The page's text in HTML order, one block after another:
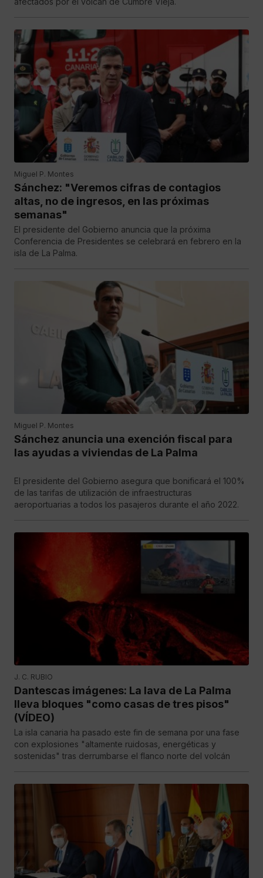
Miguel P. Montes
Sánchez: "Veremos cifras de contagios
altas, no de ingresos, en las próximas
semanas"
El presidente del Gobierno anuncia que la próxima
Conferencia de Presidentes se celebrará en febrero en la
isla de La Palma.
Miguel P. Montes
Sánchez anuncia una exención fiscal para
las ayudas a viviendas de La Palma
El presidente del Gobierno asegura que bonificará el 100%
de las tarifas de utilización de infraestructuras
aeroportuarias a todos los pasajeros durante el año 2022.
J. C. RUBIO
Dantescas imágenes: La lava de La Palma
lleva bloques "como casas de tres pisos"
(VÍDEO)
La isla canaria ha pasado este fin de semana por una fase
con explosiones "altamente ruidosas, energéticas y
sostenidas" tras derrumbarse el flanco norte del volcán